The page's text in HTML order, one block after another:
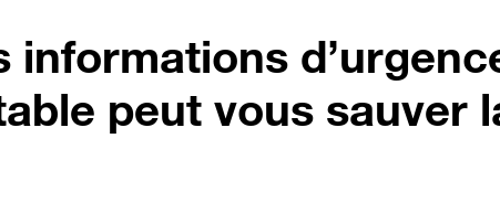
informations
peut vous sauver